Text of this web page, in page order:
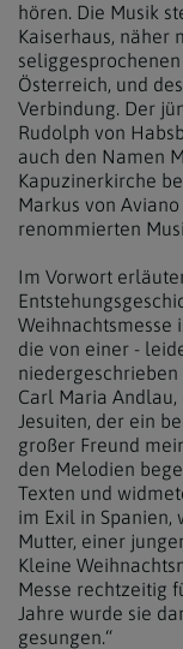
hören. Die Musik
Kaiserhaus, näher
Österreich, und
Verbindung. Der
Rudolph von
auch den Namen
Kapuzinerkirche
Markus von
renommierten
Im Vorwort
Weihnachtsmesse
die von einer -
Carl Maria
Jesuiten, der ein
großer Freund
den Melodien
Texten und
im Exil in Spanien,
Mutter, einer
Kleine
Messe rechtzeitig
Jahre wurde sie
gesungen.“